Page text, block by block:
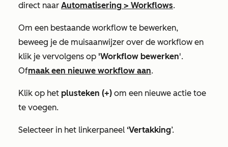
direct naar Automatisering > Workflows.
Om een bestaande workflow te bewerken,
beweeg je de muisaanwijzer over de workflow en
klik je vervolgens op 'Workflow bewerken'.
Ofmaak een nieuwe workflow aan.
Klik op het plusteken (+) om een nieuwe actie toe
te voegen.
Selecteer in het linkerpaneel ‘Vertakking’.